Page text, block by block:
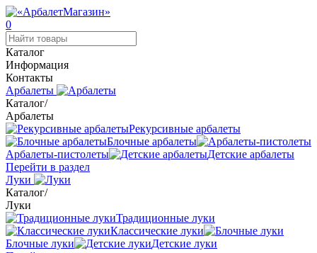
0
Каталог
Информация
Контакты
Арбалеты
Каталог/
Арбалеты
Рекурсивные арбалеты
Блочные арбалеты
Арбалеты-пистолеты
Детские арбалеты
Перейти в раздел
Луки
Каталог/
Луки
Традиционные луки
Классические луки
Блочные луки
Детские луки